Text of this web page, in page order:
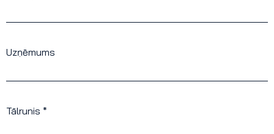
Uzņēmums
Tālrunis *